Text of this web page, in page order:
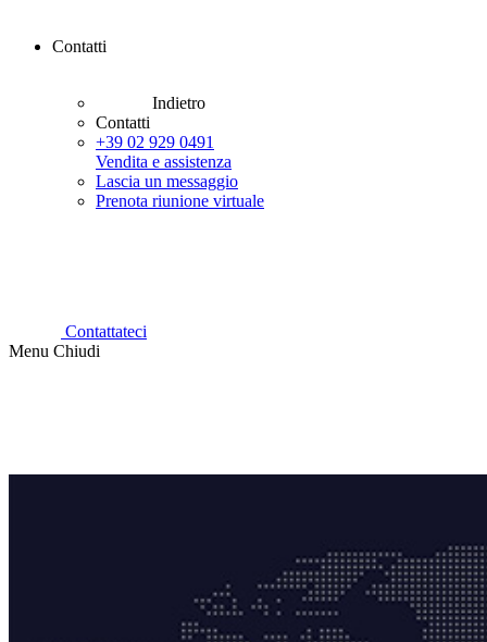
Contatti
Indietro
Contatti
+39 02 929 0491
Vendita e assistenza
Lascia un messaggio
Prenota riunione virtuale
Contattateci
Menu Chiudi